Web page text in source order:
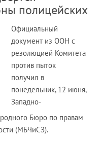
полицейских
Официальный
документ из ООН с
резолюцией Комитета
против пыток
получил в
понедельник, 12 июня,
Западно-
Бюро по правам
(МБЧиСЗ).